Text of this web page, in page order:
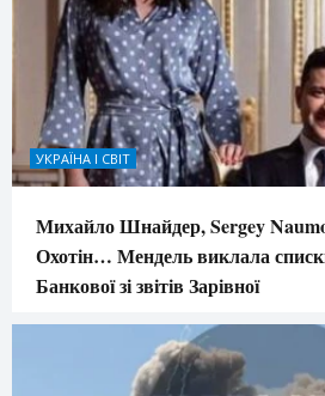
УКРАЇНА І СВІТ
Михайло Шнайдер, Sergey
Охотін… Мендель виклала
Банкової зі звітів Зарівної